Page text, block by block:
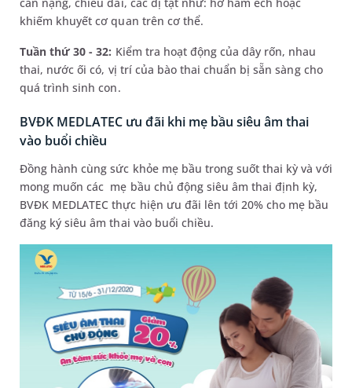
khiếm khuyết cơ quan trên cơ thể.
Tuần thứ 30 - 32: Kiểm tra hoạt động của dây rốn, nhau
thai, nước ối có, vị trí của bào thai chuẩn bị sẵn sàng cho
quá trình sinh con.
BVĐK MEDLATEC ưu đãi khi mẹ bầu siêu âm thai
vào buổi chiều
Đồng hành cùng sức khỏe mẹ bầu trong suốt thai kỳ và với
mong muốn các mẹ bầu chủ động siêu âm thai định kỳ,
BVĐK MEDLATEC thực hiện ưu đãi lên tới 20% cho mẹ bầu
đăng ký siêu âm thai vào buổi chiều.